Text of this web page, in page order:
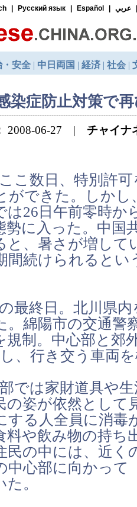
染症防止対策で
2008-06-27 | チャイナ
こ数日、特別許
ができた。しかし
は26日午前零時か
勢に入った。中国
と、暑さが増して
間続けられるとい
最終日。北川県
。綿陽市の交通警
規制。中心部と郊
、行き交う車両
では家財道具や
の姿が依然として
する人全員に消毒
料や飲み物の持ち
民の中には、近く
中心部に向かって
。